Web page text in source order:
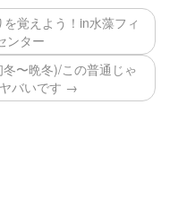
覚えよう！in水藻フィ
ンター
〜晩冬)/この普通じゃ
バいです →